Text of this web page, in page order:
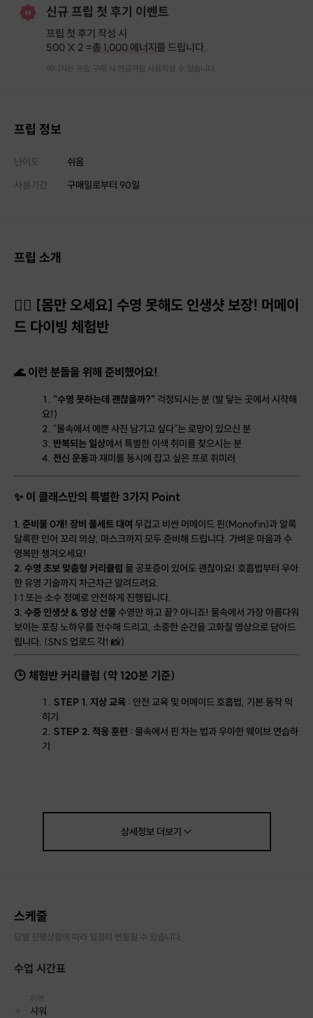
신규 프립 첫 후기 이벤트
프립 첫 후기 작성 시
500 X 2 =총 1,000 에너지를 드립니다.
에너지는 프립 구매 시 현금처럼 사용하실 수 있습니다.
프립 정보
난이도
쉬움
사용기간
구매일로부터 90일
프립 소개
🧜‍♀️ [몸만 오세요] 수영 못해도 인생샷 보장! 머메이
드 다이빙 체험반
🌊 이런 분들을 위해 준비했어요!
"수영 못하는데 괜찮을까?" 걱정되시는 분 (발 닿는 곳에서 시작해
요!)
"물속에서 예쁜 사진 남기고 싶다"는 로망이 있으신 분
반복되는 일상에서 특별한 이색 취미를 찾으시는 분
전신 운동과 재미를 동시에 잡고 싶은 프로 취미러
✨ 이 클래스만의 특별한 3가지 Point
1. 준비물 0개! 장비 풀세트 대여 무겁고 비싼 머메이드 핀(Monofin)과 알록
달록한 인어 꼬리 의상, 마스크까지 모두 준비해 드립니다. 가벼운 마음과 수
영복만 챙겨오세요!
2. 수영 초보 맞춤형 커리큘럼 물 공포증이 있어도 괜찮아요! 호흡법부터 우아
한 유영 기술까지 차근차근 알려드려요.
1:1 또는 소수 정예로 안전하게 진행됩니다.
3. 수중 인생샷 & 영상 선물수영만 하고 끝? 아니죠! 물속에서 가장 아름다워
보이는 포징 노하우를 전수해 드리고, 소중한 순간을 고화질 영상으로 담아드
립니다. (SNS 업로드 각! 📸)
🕒 체험반 커리큘럼 (약 120분 기준)
STEP 1. 지상 교육 : 안전 교육 및 머메이드 호흡법, 기본 동작 익
히기
STEP 2. 적응 훈련 : 물속에서 핀 차는 법과 우아한 웨이브 연습하
기
상세정보더보기
스케줄
당일 진행상황에 따라 일정이 변동될 수 있습니다.
수업 시간표
20분
샤워